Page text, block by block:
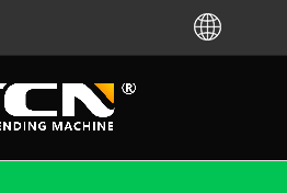
pabrik TCN atau